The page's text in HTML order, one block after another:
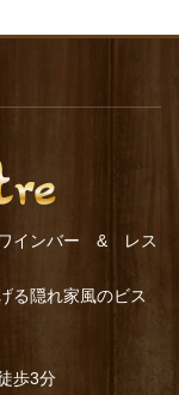
ワインバー & レス
る隠れ家風のビス
歩3分